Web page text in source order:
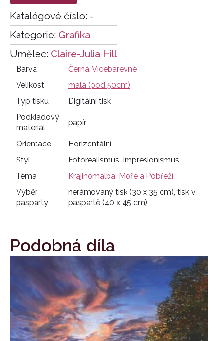
Katalógové číslo: -
Kategorie: Grafika
Umělec: Claire-Julia Hill
Barva Černá, Vícebarevné
Velikost
malá (pod 50cm)
Typ tisku
Digitální tisk
Podkladový
materiál
papír
Orientace
Horizontální
Styl
Fotorealismus, Impresionismus
Téma
Krajinomalba, Moře a Pobřeží
Výběr
pasparty
nerámovaný tisk (30 x 35 cm), tisk v
paspartě (40 x 45 cm)
Podobná díla